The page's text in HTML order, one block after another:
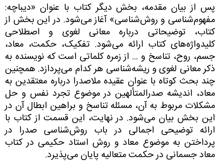
پس از بیان مقدمه، بخش دیگر کتاب با عنوان «دیباچه:
مفهوم‌شناسی و روش‌شناسی» آغاز می‌شود. در این بخش از
کتاب، توضیحاتی درباره معانی لغوی و اصطلاحی
کلیدواژه‌های کتاب ارائه می‌شود. تفکیک، حکمت، معاد،
جسم، روح، تناسخ و ... از زمره کلماتی است که نویسنده به
ذکر معانی لغوی و ریشه‌شناسی هر کدام می‌پردازد. همچنین
چند بحث کوتاه با عنوان عقیده ملاصدرا درباره معتقدین به
معاد، اندیشه صدرالمتألهین در موضوع تجرد نفس و حل
مشکلات مربوط به آن، مسئله تناسخ و براهین ابطال آن در
این بخش بیان می‌شود. در نهایت، این قسمت از کتاب با
ارائه توضیحی اجمالی در باب روش‌شناسی صدرا در
پرداختن به موضوع معاد و روش استاد حکیمی‌ در کتاب
معاد جسمانی در حکمت متعالیه پایان می‌پذیرد.